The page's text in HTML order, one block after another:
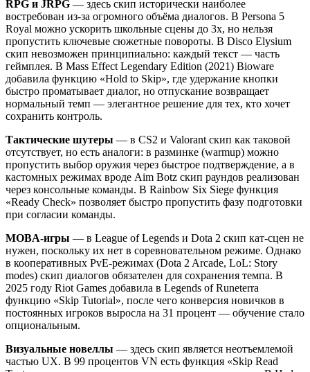
RPG и JRPG — здесь скип исторически наиболее
востребован из-за огромного объёма диалогов. В Persona 5
Royal можно ускорить школьные сцены до 3x, но нельзя
пропустить ключевые сюжетные повороты. В Disco Elysium
скип невозможен принципиально: каждый текст — часть
геймплея. В Mass Effect Legendary Edition (2021) Bioware
добавила функцию «Hold to Skip», где удержание кнопки
быстро проматывает диалог, но отпускание возвращает
нормальный темп — элегантное решение для тех, кто хочет
сохранить контроль.
Тактические шутеры — в CS2 и Valorant скип как таковой
отсутствует, но есть аналоги: в разминке (warmup) можно
пропустить выбор оружия через быстрое подтверждение, а в
кастомных режимах вроде Aim Botz скип раундов реализован
через консольные команды. В Rainbow Six Siege функция
«Ready Check» позволяет быстро пропустить фазу подготовки
при согласии команды.
MOBA-игры — в League of Legends и Dota 2 скип кат-сцен не
нужен, поскольку их нет в соревновательном режиме. Однако
в кооперативных PvE-режимах (Dota 2 Arcade, LoL: Story
modes) скип диалогов обязателен для сохранения темпа. В
2025 году Riot Games добавила в Legends of Runeterra
функцию «Skip Tutorial», после чего конверсия новичков в
постоянных игроков выросла на 31 процент — обучение стало
опциональным.
Визуальные новеллы — здесь скип является неотъемлемой
частью UX. В 99 процентов VN есть функция «Skip Read